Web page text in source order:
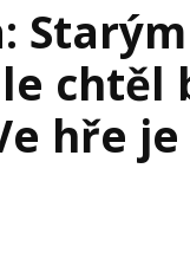
chtěl
hře